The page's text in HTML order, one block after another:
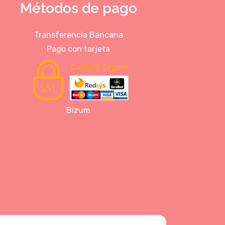
Métodos de pago
Transferencia Bancaria
Pago con tarjeta
Bizum